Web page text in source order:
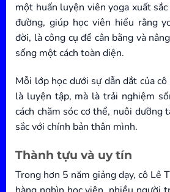
một huấn luyện viên yoga xuất
đường, giúp học viên hiểu rằng
đời, là công cụ để cân bằng và
sống một cách toàn diện.
Mỗi lớp học dưới sự dẫn dắt của
là luyện tập, mà là trải nghiệm
cách chăm sóc cơ thể, nuôi dưỡng
sắc với chính bản thân mình.
Thành tựu và uy tín
Trong hơn 5 năm giảng dạy, cô Lê